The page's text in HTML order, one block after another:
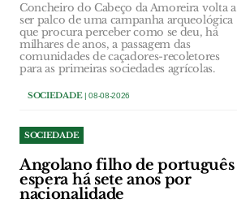
Concheiro do Cabeço da Amoreira volta a
ser palco de uma campanha arqueológica
que procura perceber como se deu, há
milhares de anos, a passagem das
comunidades de caçadores-recoletores
para as primeiras sociedades agrícolas.
SOCIEDADE| 08-08-2026
SOCIEDADE
Angolano filho de português
espera há sete anos por
nacionalidade